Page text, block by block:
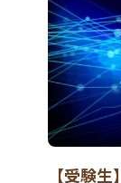
【受験